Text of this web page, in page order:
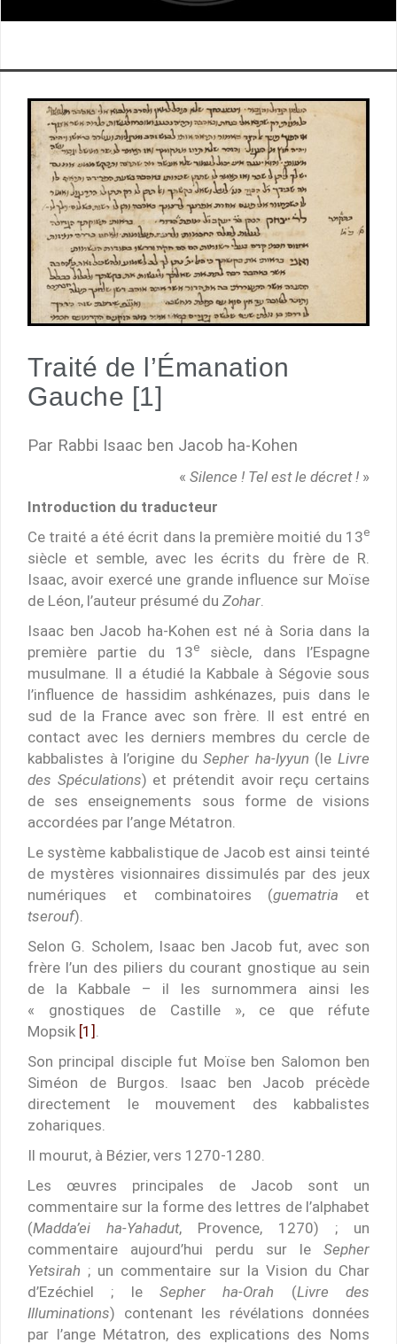
Traité de l’Émanation
Gauche [1]
Par Rabbi Isaac ben Jacob ha-Kohen
« Silence ! Tel est le décret ! »
Introduction du traducteur
Ce traité a été écrit dans la première moitié du 13e
siècle et semble, avec les écrits du frère de R.
Isaac, avoir exercé une grande influence sur Moïse
de Léon, l’auteur présumé du Zohar
Isaac ben Jacob ha-Kohen est né à Soria dans la
première partie du 13e
siècle, dans l’Espagne
musulmane. Il a étudié la Kabbale à Ségovie sous
l’influence de hassidim ashkénazes, puis dans le
sud de la France avec son frère. Il est entré en
contact avec les derniers membres du cercle de
kabbalistes à l’origine duSepher ha-Iyyun (leLivre
des Spéculations) et prétendit avoir reçu certains
de ses enseignements sous forme de visions
accordées par l’ange Métatron.
Le système kabbalistique de Jacob est ainsi teinté
de mystères visionnaires dissimulés par des jeux
numériques et combinatoires (guematria et
tserouf).
Selon G. Scholem, Isaac ben Jacob fut, avec son
frère l’un des piliers du courant gnostique au sein
de la Kabbale – il les surnommera ainsi les
« gnostiques de Castille », ce que réfute
Mopsik [1]
Son principal disciple fut Moïse ben Salomon ben
Siméon de Burgos. Isaac ben Jacob précède
directement le mouvement des kabbalistes
zohariques.
Il mourut, à Bézier, vers 1270-1280.
Les œuvres principales de Jacob sont un
commentaire sur la forme des lettres de l’alphabet
(Madda’ei ha-Yahadut, Provence, 1270) ; un
commentaire aujourd’hui perdu sur le Sepher
Yetsirah ; un commentaire sur la Vision du Char
d’Ezéchiel ; le Sepher ha-Orah (Livre des
Illuminations) contenant les révélations données
par l’ange Métatron, des explications des Noms